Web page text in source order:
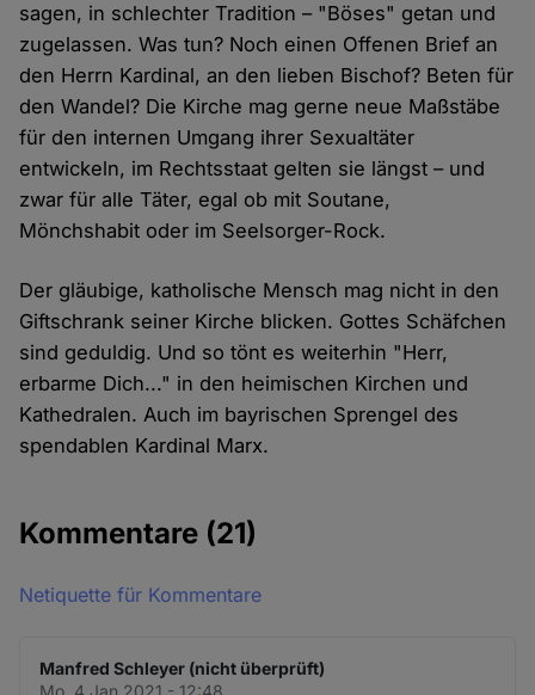
sagen, in schlechter Tradition – "Böses" getan und
zugelassen. Was tun? Noch einen Offenen Brief an
den Herrn Kardinal, an den lieben Bischof? Beten für
den Wandel? Die Kirche mag gerne neue Maßstäbe
für den internen Umgang ihrer Sexualtäter
entwickeln, im Rechtsstaat gelten sie längst – und
zwar für alle Täter, egal ob mit Soutane,
Mönchshabit oder im Seelsorger-Rock.
Der gläubige, katholische Mensch mag nicht in den
Giftschrank seiner Kirche blicken. Gottes Schäfchen
sind geduldig. Und so tönt es weiterhin "Herr,
erbarme Dich..." in den heimischen Kirchen und
Kathedralen. Auch im bayrischen Sprengel des
spendablen Kardinal Marx.
Kommentare (21)
Netiquette für Kommentare
Manfred Schleyer (nicht überprüft)
Mo. 4 Jan 2021 - 12:48